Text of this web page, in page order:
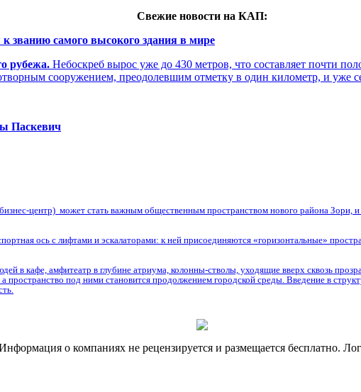
Свежие новости на КАП:
званию самого высокого здания в мире
рубежа. Небоскреб вырос уже до 430 метров, что составляет почти
сооружением, преодолевшим отметку в один километр, и
Паскевич
центр) может стать важным общественным пространством нового района Зори,
ось с лифтами и эскалаторами: к ней присоединяются «горизонтальные»
в кафе, амфитеатр в глубине атриума, колонны-стволы, уходящие вверх сквозь
пространство под ними становится продолжением городской среды. Введение в
о компаниях не рецензируется и размещается бесплатно.